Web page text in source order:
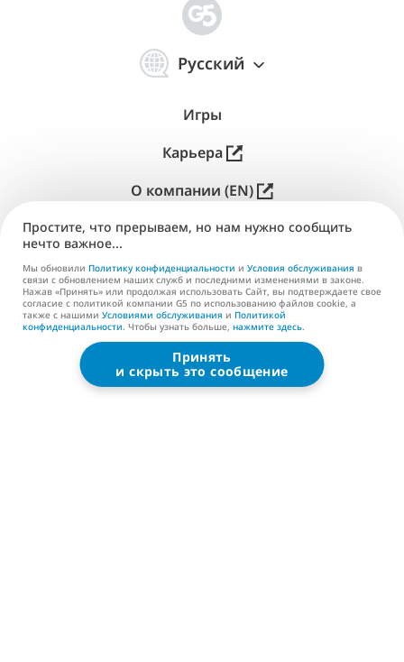
Русский
体
中
Игры
Карьера
О компании (EN)
Паблишинг (EN)
Поддержка
Контакты (EN)
G5 ENTERTAINMENT ®
© 2026 G5 Entertainment AB
Простите, что прерываем, но нам нужно сообщить
нечто важное...
Мы обновили Политику конфиденциальности и Условия обслуживания в
связи с обновлением наших служб и последними изменениями в законе.
Нажав «Принять» или продолжая использовать Сайт, вы подтверждаете свое
согласие с политикой компании G5 по использованию файлов cookie, а
также с нашими Условиями обслуживания и Политикой
конфиденциальности. Чтобы узнать больше, нажмите здесь.
Принять
и скрыть это сообщение